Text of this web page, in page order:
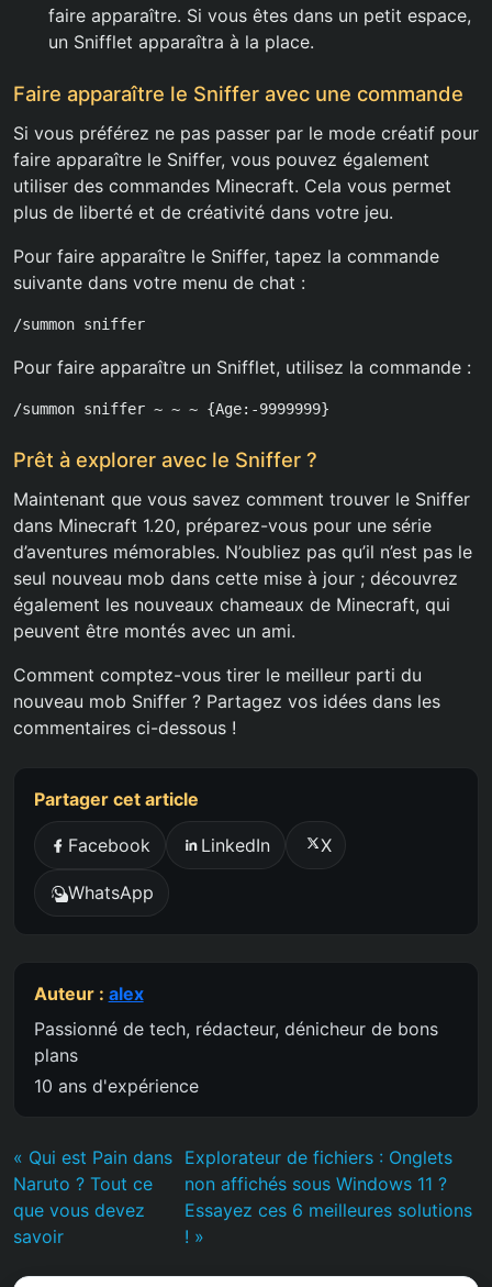
faire apparaître. Si vous êtes dans un petit espace,
un Snifflet apparaîtra à la place.
Faire apparaître le Sniffer avec une commande
Si vous préférez ne pas passer par le mode créatif pour
faire apparaître le Sniffer, vous pouvez également
utiliser des commandes Minecraft. Cela vous permet
plus de liberté et de créativité dans votre jeu.
Pour faire apparaître le Sniffer, tapez la commande
suivante dans votre menu de chat :
/summon sniffer
Pour faire apparaître un Snifflet, utilisez la commande :
/summon sniffer ~ ~ ~ {Age:-9999999}
Prêt à explorer avec le Sniffer ?
Maintenant que vous savez comment trouver le Sniffer
dans Minecraft 1.20, préparez-vous pour une série
d’aventures mémorables. N’oubliez pas qu’il n’est pas le
seul nouveau mob dans cette mise à jour ; découvrez
également les nouveaux chameaux de Minecraft, qui
peuvent être montés avec un ami.
Comment comptez-vous tirer le meilleur parti du
nouveau mob Sniffer ? Partagez vos idées dans les
commentaires ci-dessous !
Partager cet article
Facebook LinkedIn X
WhatsApp
Auteur : alex
Passionné de tech, rédacteur, dénicheur de bons
plans
10 ans d'expérience
« Qui est Pain dans
Naruto ? Tout ce
que vous devez
savoir
Explorateur de fichiers : Onglets
non affichés sous Windows 11 ?
Essayez ces 6 meilleures solutions
! »